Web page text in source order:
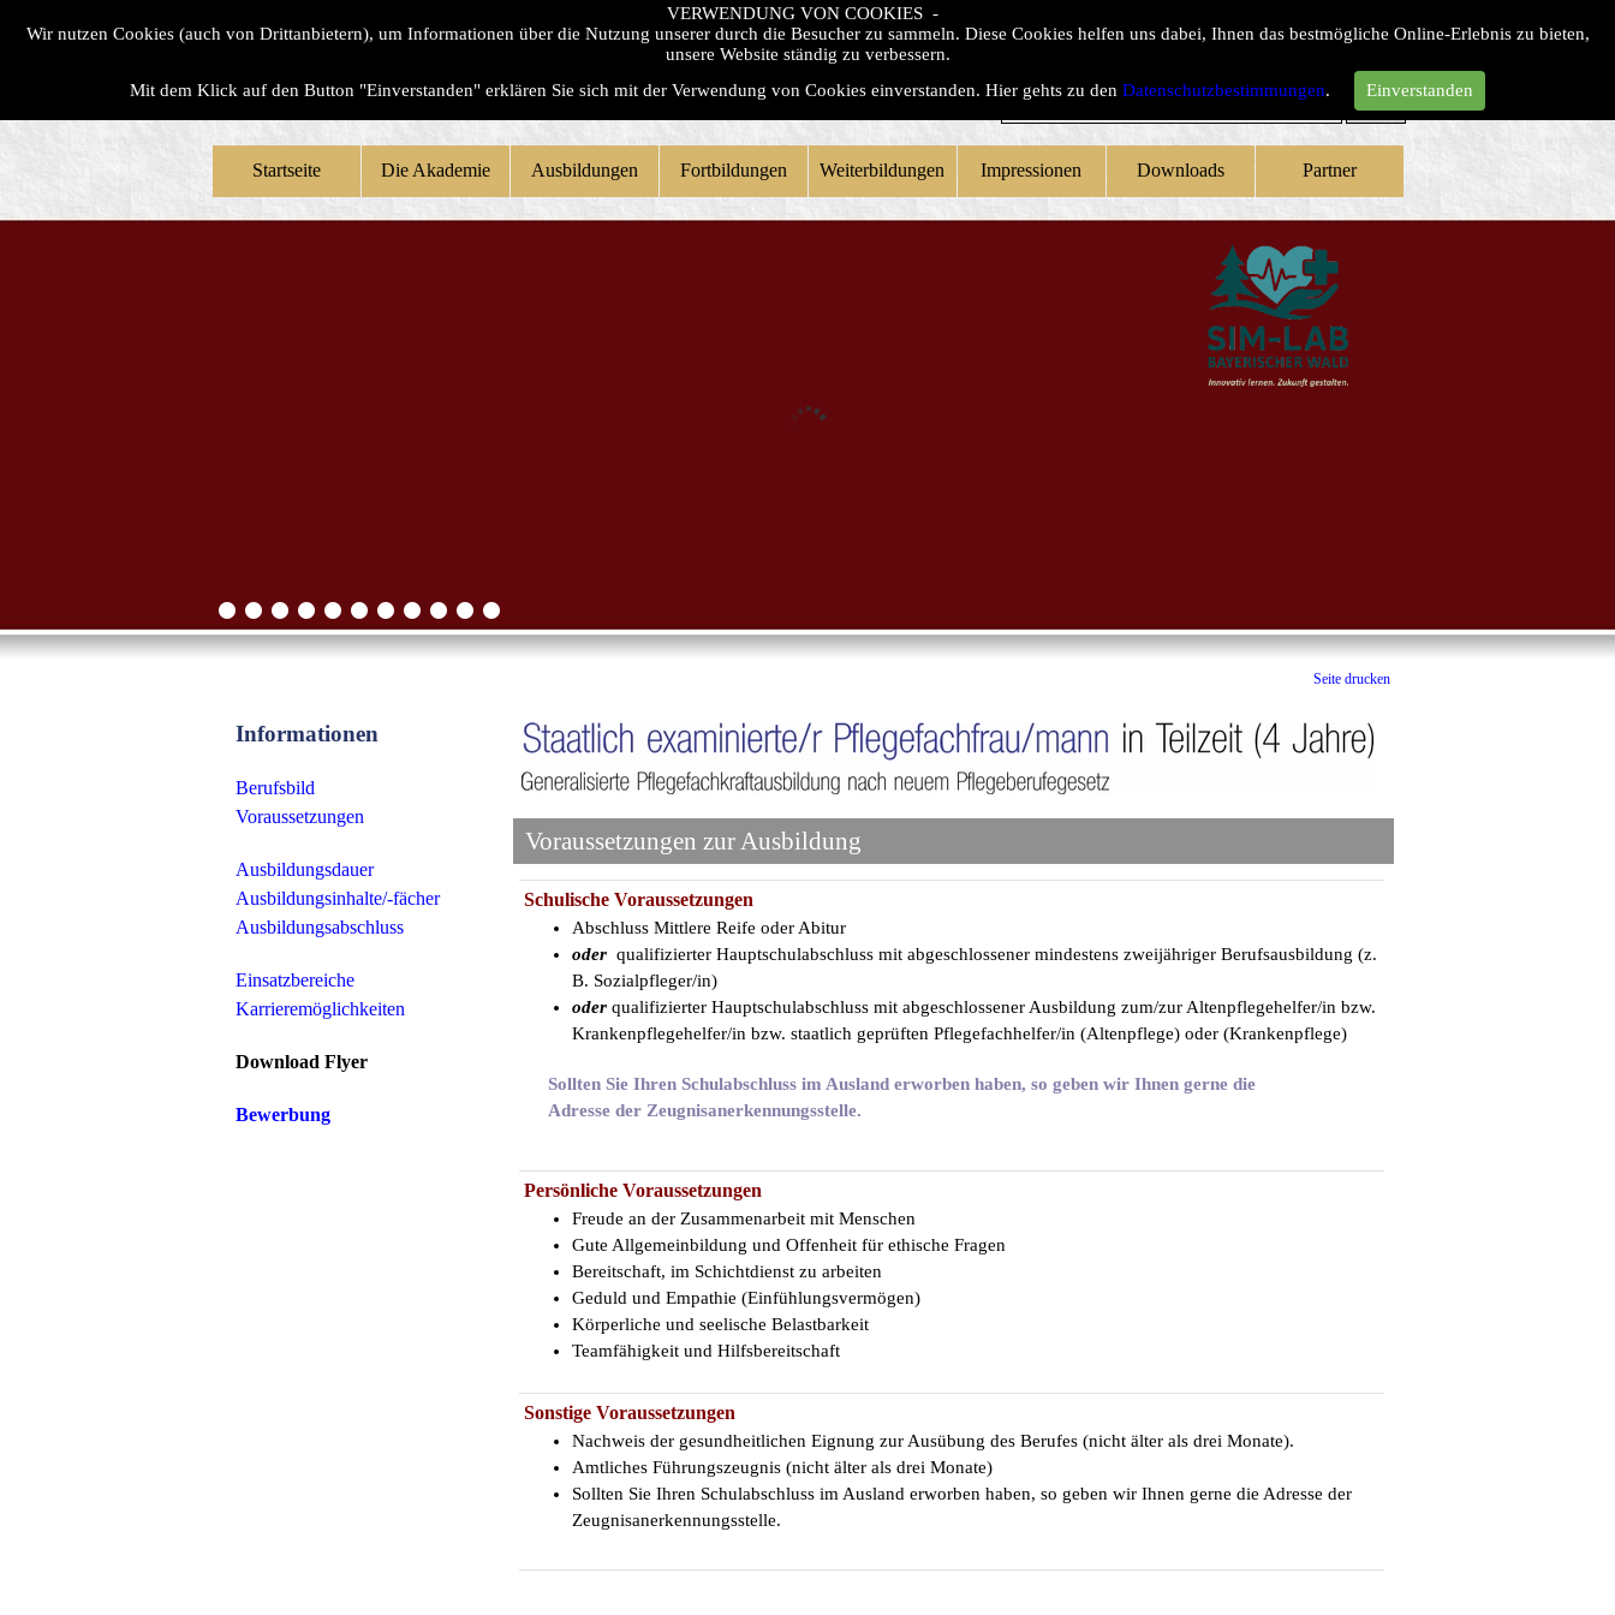
VERWENDUNG VON COOKIES -
Wir nutzen Cookies (auch von Drittanbietern), um Informationen über die Nutzung unserer durch die Besucher zu sammeln. Diese Cookies helfen uns dabei, Ihnen das bestmögliche Online-Erlebnis zu bieten,
unsere Website ständig zu verbessern.
Mit dem Klick auf den Button "Einverstanden" erklären Sie sich mit der Verwendung von Cookies einverstanden. Hier gehts zu den Datenschutzbestimmungen. Einverstanden
Suchen
Startseite Die Akademie Ausbildungen Fortbildungen Weiterbildungen Impressionen Downloads Partner
Seite drucken
Informationen
Berufsbild
Voraussetzungen
Ausbildungsdauer
Ausbildungsinhalte/-fächer
Ausbildungsabschluss
Einsatzbereiche
Karrieremöglichkeiten
Download Flyer
Bewerbung
Voraussetzungen zur Ausbildung
Schulische Voraussetzungen
Abschluss Mittlere Reife oder Abitur
oder qualifizierter Hauptschulabschluss mit abgeschlossener mindestens zweijähriger Berufsausbildung (z.
B. Sozialpfleger/in)
oder qualifizierter Hauptschulabschluss mit abgeschlossener Ausbildung zum/zur Altenpflegehelfer/in bzw.
Krankenpflegehelfer/in bzw. staatlich geprüften Pflegefachhelfer/in (Altenpflege) oder (Krankenpflege)
Sollten Sie Ihren Schulabschluss im Ausland erworben haben, so geben wir Ihnen gerne die
Adresse der Zeugnisanerkennungsstelle.
Persönliche Voraussetzungen
Freude an der Zusammenarbeit mit Menschen
Gute Allgemeinbildung und Offenheit für ethische Fragen
Bereitschaft, im Schichtdienst zu arbeiten
Geduld und Empathie (Einfühlungsvermögen)
Körperliche und seelische Belastbarkeit
Teamfähigkeit und Hilfsbereitschaft
Sonstige Voraussetzungen
Nachweis der gesundheitlichen Eignung zur Ausübung des Berufes (nicht älter als drei Monate).
Amtliches Führungszeugnis (nicht älter als drei Monate)
Sollten Sie Ihren Schulabschluss im Ausland erworben haben, so geben wir Ihnen gerne die Adresse der
Zeugnisanerkennungsstelle.